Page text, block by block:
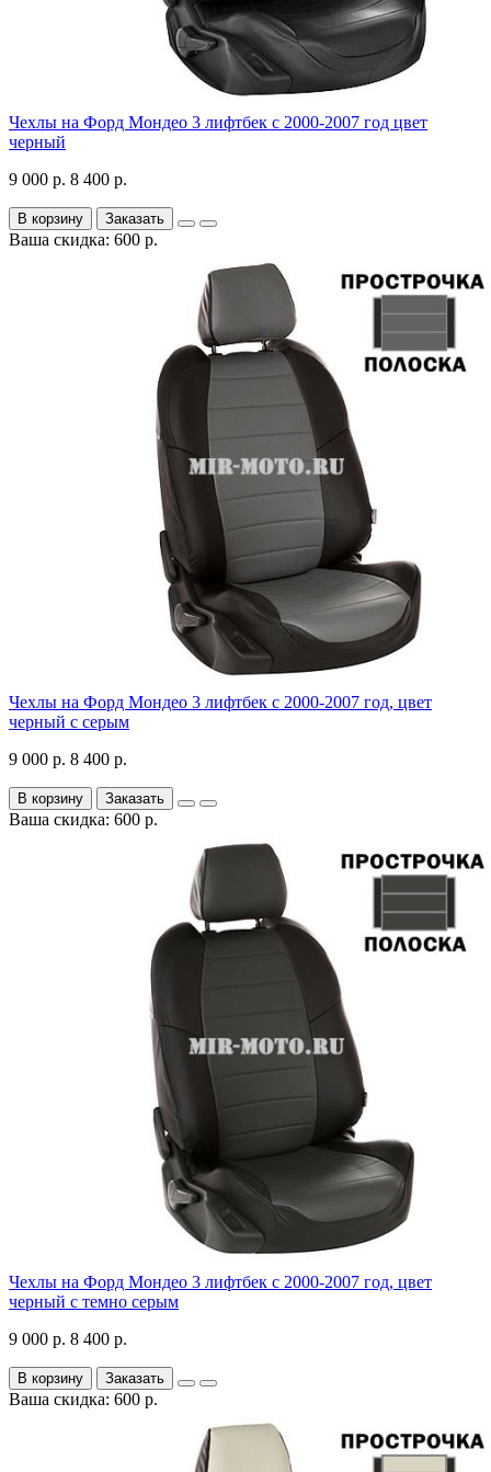
Чехлы на Форд Мондео 3 лифтбек с 2000-2007 год цвет
черный
9 000 р. 8 400 р.
В корзину Заказать
Ваша скидка: 600 р.
Чехлы на Форд Мондео 3 лифтбек с 2000-2007 год, цвет
черный с серым
9 000 р. 8 400 р.
В корзину Заказать
Ваша скидка: 600 р.
Чехлы на Форд Мондео 3 лифтбек с 2000-2007 год, цвет
черный с темно серым
9 000 р. 8 400 р.
В корзину Заказать
Ваша скидка: 600 р.